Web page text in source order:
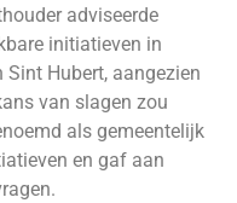
adviseerde
initiatieven in
Sint Hubert, aangezien
van slagen zou
als gemeentelijk
en gaf aan